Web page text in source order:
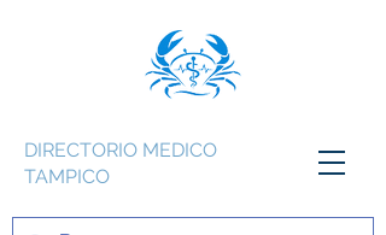
DIRECTORIO MEDICO
TAMPICO